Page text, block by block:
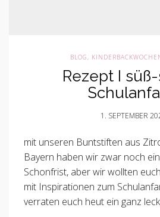
BLOG,
Rezept I
1. SEPTEMBER
mit unseren Buntstiften aus
Bayern haben wir zwar noch
Schonfrist, aber wir wollten
mit Inspirationen zum
verraten euch heut ein ganz